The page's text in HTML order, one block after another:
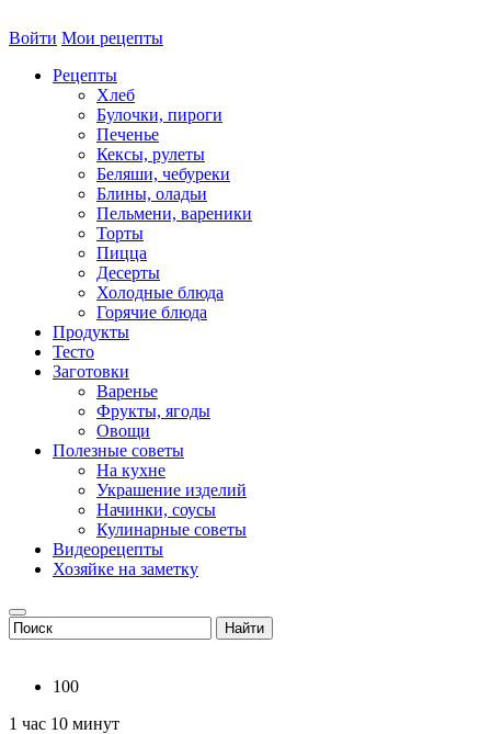
Войти Мои рецепты
Рецепты
Хлеб
Булочки, пироги
Печенье
Кексы, рулеты
Беляши, чебуреки
Блины, оладьи
Пельмени, вареники
Торты
Пицца
Десерты
Холодные блюда
Горячие блюда
Продукты
Тесто
Заготовки
Варенье
Фрукты, ягоды
Овощи
Полезные советы
На кухне
Украшение изделий
Начинки, соусы
Кулинарные советы
Видеорецепты
Хозяйке на заметку
100
1 час 10 минут